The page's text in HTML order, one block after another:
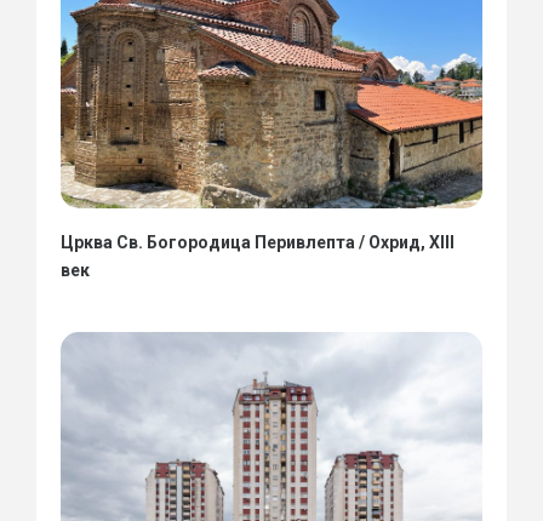
Црква Св. Богородица Перивлепта / Охрид, XIII
век